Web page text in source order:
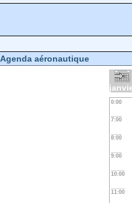
Agenda aéronautique
0:00
7:00
8:00
9:00
10:00
11:00